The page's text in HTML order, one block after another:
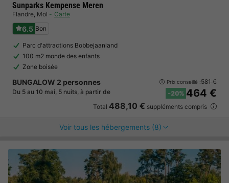
Sunparks Kempense Meren
Flandre, Mol Carte
6.5 Bon
Parc d'attractions Bobbejaanland
100 m2 monde des enfants
Zone boisée
BUNGALOW 2 personnes
Du 5 au 10 mai, 5 nuits, à partir de
Prix conseillé :581 €
-20% 464 €
Total 488,10 € suppléments compris
Voir tous les hébergements (8)